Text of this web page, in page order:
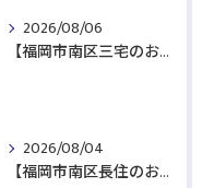
2026/08/06
【福岡市南区三宅のお客様より貴金属をお買取】
2026/08/04
【福岡市南区長住のお客様よりブランド品をお買取】